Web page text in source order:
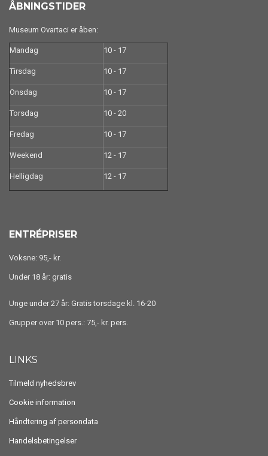
ÅBNINGSTIDER
Museum Ovartaci er åben:
Mandag 10 - 17
Tirsdag 10 - 17
Onsdag 10 - 17
Torsdag 10 - 20
Fredag 10 - 17
Weekend 12 - 17
Helligdag 12 - 17
ENTRÉPRISER
Voksne: 95,- kr.
Under 18 år: gratis
Unge under 27 år: Gratis torsdage kl. 16-20
Grupper over 10 pers.: 75,- kr. pers.
LINKS
Tilmeld nyhedsbrev
Cookie information
Håndtering af persondata
Handelsbetingelser